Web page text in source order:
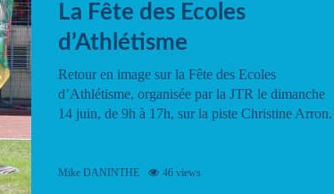
La Fête des Ecoles
d’Athlétisme
Retour en image sur la Fête des Ecoles
d’Athlétisme, organisée par la JTR le dimanche
14 juin, de 9h à 17h, sur la piste Christine Arron.
Mike DANINTHE 46 views